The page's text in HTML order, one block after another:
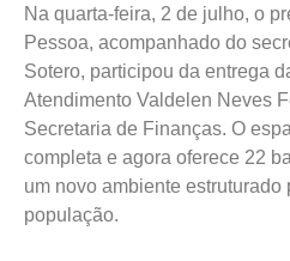
Na quarta-feira, 2 de julho, o
Pessoa, acompanhado do
Sotero, participou da entrega
Atendimento Valdelen Neves
Secretaria de Finanças. O
completa e agora oferece 22
um novo ambiente
população.